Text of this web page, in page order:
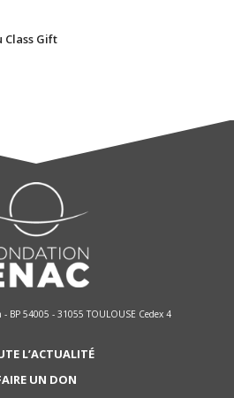
Class Gift
BP 54005 - 31055 TOULOUSE Cedex 4
L’ACTUALITÉ
UN DON